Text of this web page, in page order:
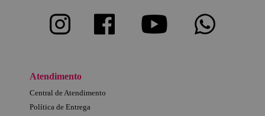
Atendimento
Central de Atendimento
Política de Entrega